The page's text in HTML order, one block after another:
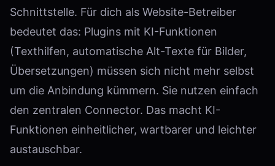
Schnittstelle. Für dich als Website-Betreiber
bedeutet das: Plugins mit KI-Funktionen
(Texthilfen, automatische Alt-Texte für Bilder,
Übersetzungen) müssen sich nicht mehr selbst
um die Anbindung kümmern. Sie nutzen einfach
den zentralen Connector. Das macht KI-
Funktionen einheitlicher, wartbarer und leichter
austauschbar.